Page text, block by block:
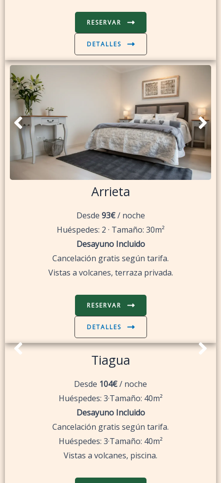
RESERVAR
DETALLES
Arrieta
Desde 93€/ noche
Huéspedes: 2 · Tamaño: 30m²
Desayuno Incluido
Cancelación gratis según tarifa.
Vistas a volcanes, terraza privada.
RESERVAR
DETALLES
Tiagua
Desde 104€/ noche
Huéspedes: 3·Tamaño: 40m²
Desayuno Incluido
Cancelación gratis según tarifa.
Huéspedes: 3·Tamaño: 40m²
Vistas a volcanes, piscina.